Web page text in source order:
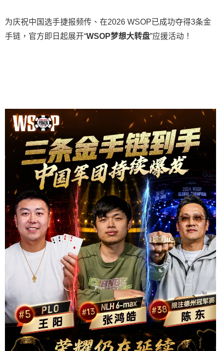
为庆祝中国选手捷报频传、在2026 WSOP已成功夺得3条金
手链，官方即日起展开“WSOP梦想大转盘”应援活动！